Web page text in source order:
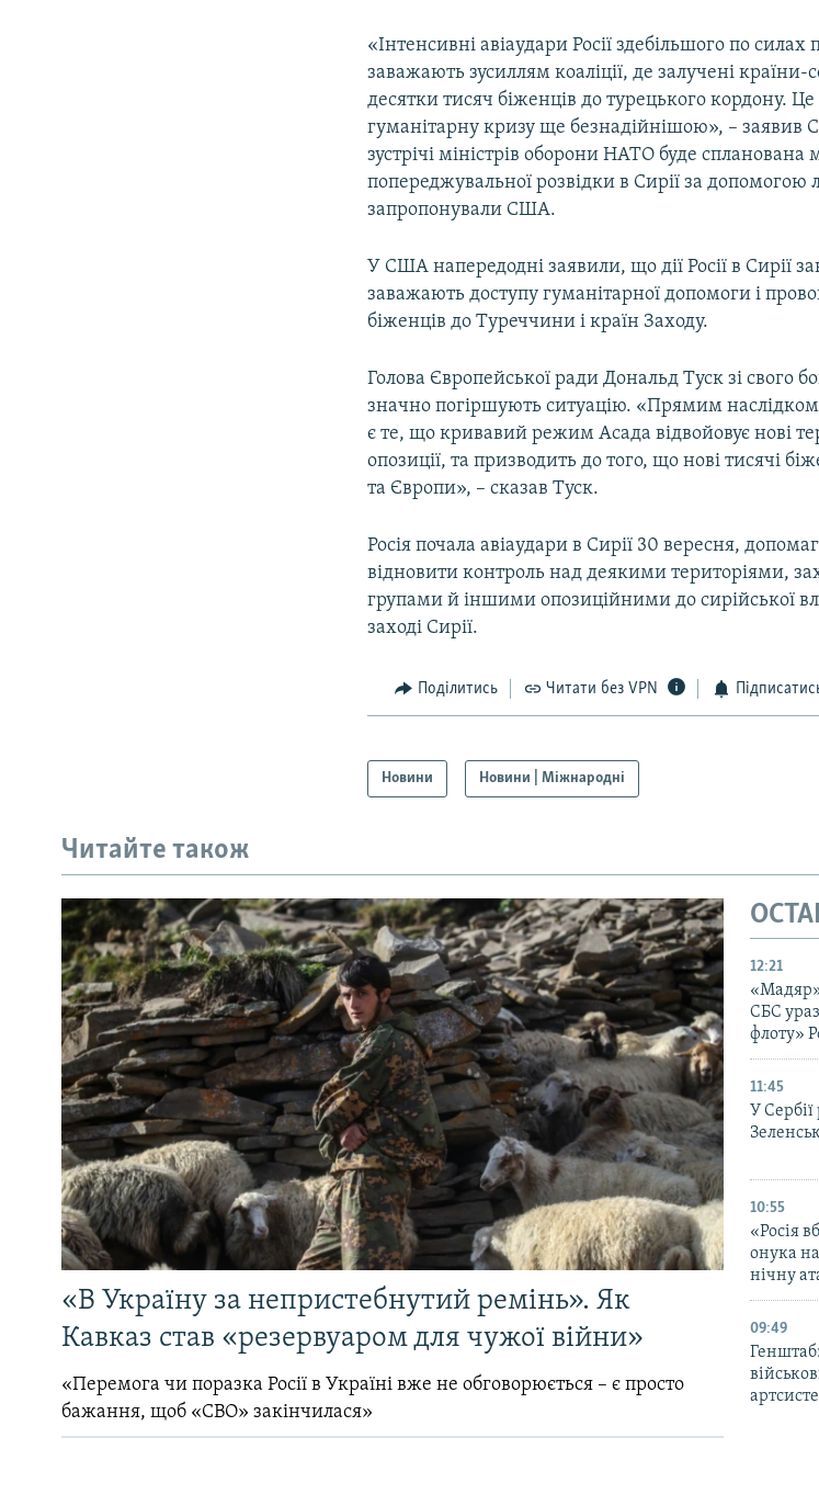
«Інтенсивні авіаудари Росії здебільшого по силах
заважають зусиллям коаліції, де залучені
десятки тисяч біженців до турецького кордону. Це
гуманітарну кризу ще безнадійнішою», – заявив
зустрічі міністрів оборони НАТО буде спланована
попереджувальної розвідки в Сирії за допомогою
запропонували США.
У США напередодні заявили, що дії Росії в Сирії
заважають доступу гуманітарної допомоги і
біженців до Туреччини і країн Заходу.
Голова Європейської ради Дональд Туск зі свого
значно погіршують ситуацію. «Прямим наслідком
є те, що кривавий режим Асада відвойовує нові
опозиції, та призводить до того, що нові тисячі
та Європи», – сказав Туск.
Росія почала авіаудари в Сирії 30 вересня,
відновити контроль над деякими територіями,
групами й іншими опозиційними до сирійської
заході Сирії.
Поділитись Читати без VPN
Новини Новини | Міжнародні
Читайте також
«В Україну за непристебнутий ремінь». Як
Кавказ став «резервуаром для чужої війни»
«Перемога чи поразка Росії в Україні вже не обговорюється – є просто
бажання, щоб «СВО» закінчилася»
12:21
СБС
флоту»
11:45
У Сербії
10:55
«Росія
онука
нічну
09:49
Генштаб: